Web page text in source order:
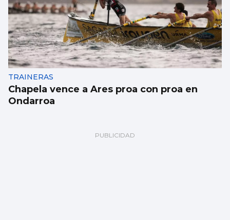
TRAINERAS
Chapela vence a Ares proa con proa en
Ondarroa